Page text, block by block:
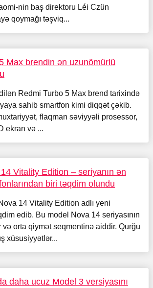
nin baş direktoru Léi Czün
qoymağı təşviq...
Max brendin ən uzunömürlü
Redmi Turbo 5 Max brend tarixində
sahib smartfon kimi diqqət çəkib.
flaqman səviyyəli prosessor,
ekran və ...
Vitality Edition – seriyanın ən
biri təqdim olundu
14 Vitality Edition adlı yeni
edib. Bu model Nova 14 seriyasının
və orta qiymət seqmentinə aiddir. Qurğu
xüsusiyyətlər...
daha ucuz Model 3 versiyasını